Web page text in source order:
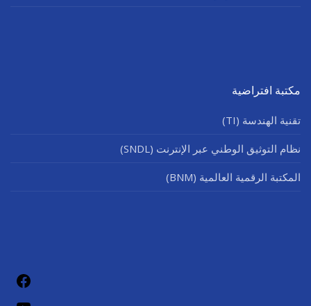
مكتبة افتراضية
تقنية الهندسة (TI)
نظام التوثيق الوطني عبر الإنترنت (SNDL)
المكتبة الرقمية العالمية (BNM)